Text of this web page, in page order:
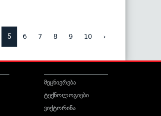
5 6 7 8 9 10 ›
მეცნიერება
ტექნოლოგიები
ვიქტორინა